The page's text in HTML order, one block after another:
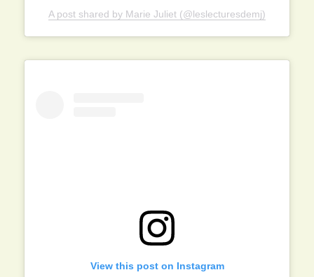
A post shared by Marie Juliet (@leslecturesdemj)
View this post on Instagram